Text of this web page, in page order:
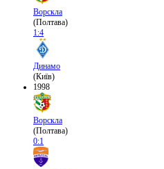
Ворскла
(Полтава)
1:4
Динамо
(Київ)
1998
Ворскла
(Полтава)
0:1